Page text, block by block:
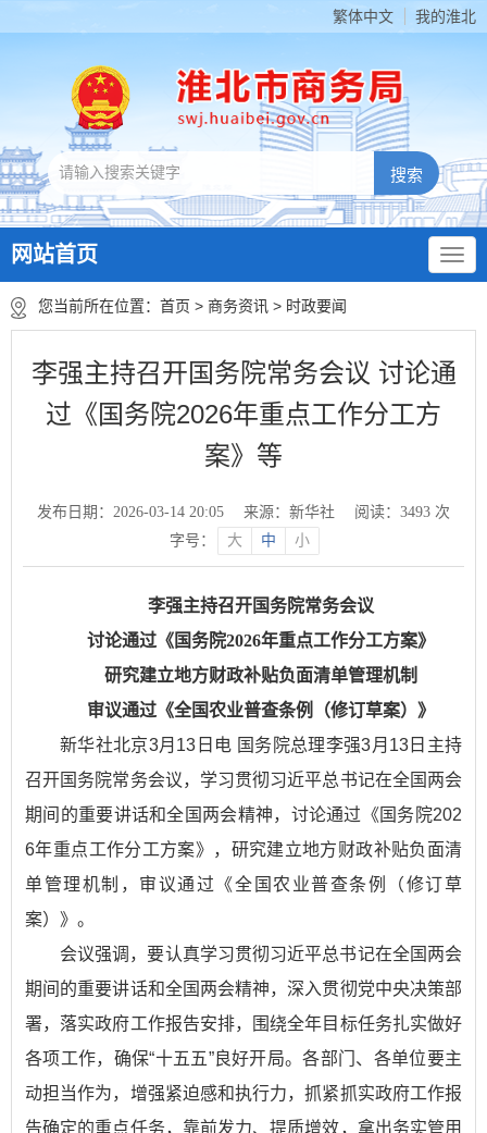
繁体中文 我的淮北
网站首页
您当前所在位置： 首页 > 商务资讯 > 时政要闻
李强主持召开国务院常务会议 讨论通
过《国务院2026年重点工作分工方
案》等
发布日期：2026-03-14 20:05 来源：新华社 阅读： 3493 次
字号：
大 中 小
李强主持召开国务院常务会议
讨论通过《国务院2026年重点工作分工方案》
研究建立地方财政补贴负面清单管理机制
审议通过《全国农业普查条例（修订草案）》
新华社北京3月13日电 国务院总理李强3月13日主持
召开国务院常务会议，学习贯彻习近平总书记在全国两会
期间的重要讲话和全国两会精神，讨论通过《国务院202
6年重点工作分工方案》，研究建立地方财政补贴负面清
单管理机制，审议通过《全国农业普查条例（修订草
案）》。
会议强调，要认真学习贯彻习近平总书记在全国两会
期间的重要讲话和全国两会精神，深入贯彻党中央决策部
署，落实政府工作报告安排，围绕全年目标任务扎实做好
各项工作，确保“十五五”良好开局。各部门、各单位要主
动担当作为，增强紧迫感和执行力，抓紧抓实政府工作报
告确定的重点任务，靠前发力、提质增效，拿出务实管用